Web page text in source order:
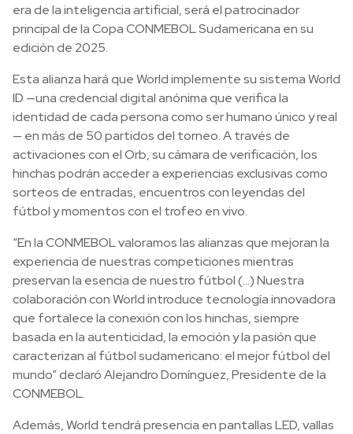
era de la inteligencia artificial, será el patrocinador
principal de la Copa CONMEBOL Sudamericana en su
edición de 2025.
Esta alianza hará que World implemente su sistema World
ID —una credencial digital anónima que verifica la
identidad de cada persona como ser humano único y real
— en más de 50 partidos del torneo. A través de
activaciones con el Orb, su cámara de verificación, los
hinchas podrán acceder a experiencias exclusivas como
sorteos de entradas, encuentros con leyendas del
fútbol y momentos con el trofeo en vivo.
“En la CONMEBOL valoramos las alianzas que mejoran la
experiencia de nuestras competiciones mientras
preservan la esencia de nuestro fútbol (...) Nuestra
colaboración con World introduce tecnología innovadora
que fortalece la conexión con los hinchas, siempre
basada en la autenticidad, la emoción y la pasión que
caracterizan al fútbol sudamericano: el mejor fútbol del
mundo” declaró Alejandro Domínguez, Presidente de la
CONMEBOL.
Además, World tendrá presencia en pantallas LED, vallas